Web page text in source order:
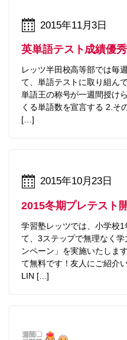
2015年11月3日
英単語テスト成績優
レッツ半田校高等部では毎
て、単語テストに取り組ん
単語王の称号が一週間授け
くる単語数を宣言する 2.そ
[…]
2015年10月23日
2015冬期プレテスト
学習塾レッツでは、小学校
て、3ステップで無理なく
ンペーン」を実施いたしま
て無料です！友人にご紹介
LIN […]